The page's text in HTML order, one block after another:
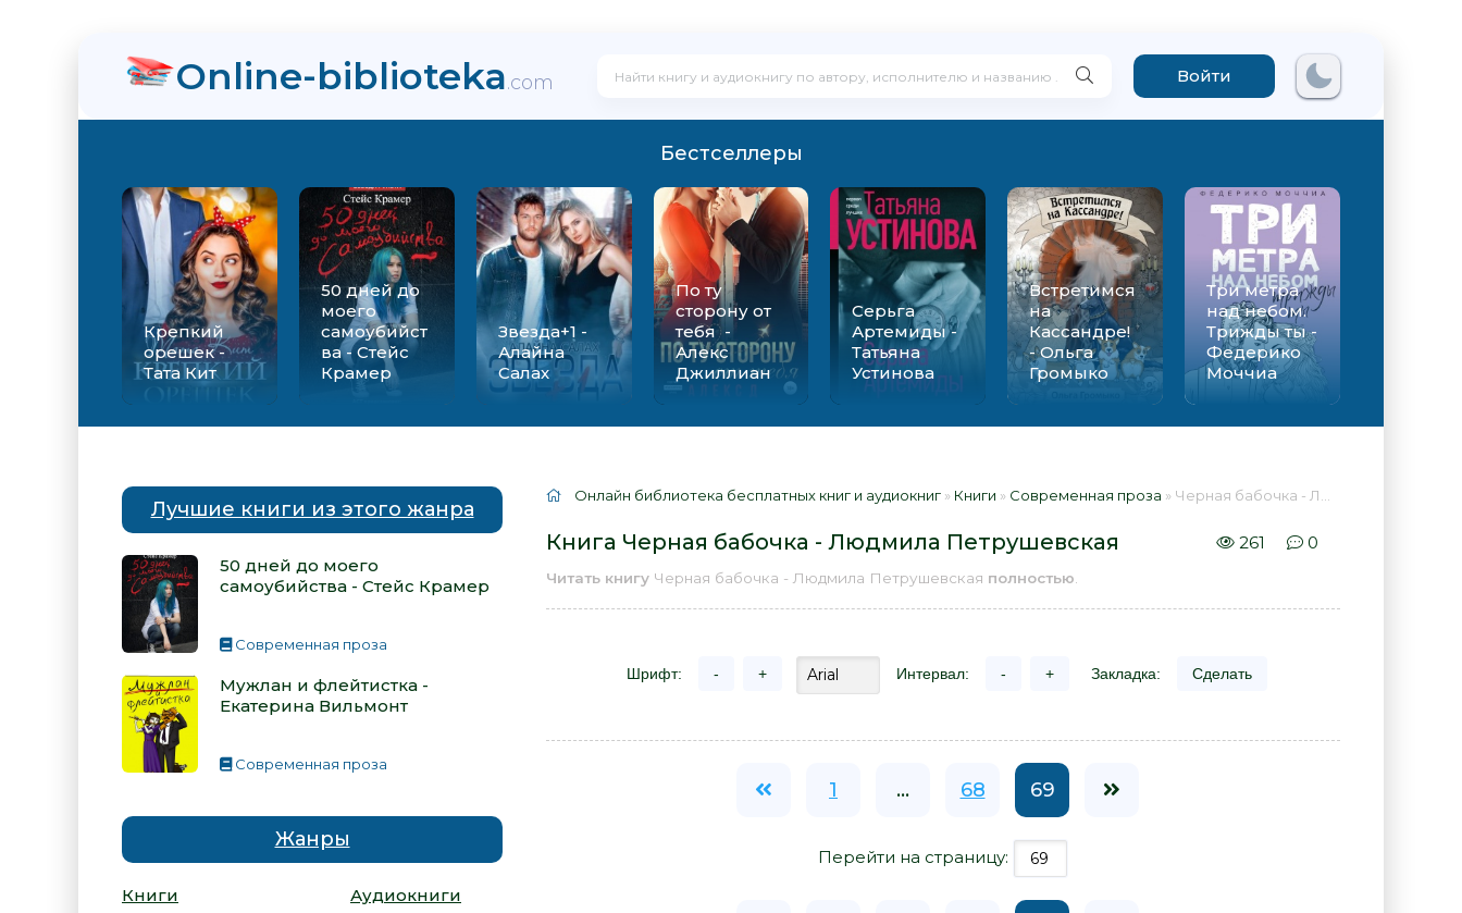
Online-biblioteka.com Войти
Бестселлеры
Крепкий
орешек -
Тата Кит
50 дней до
моего
самоубийст
ва - Стейс
Крамер
Звезда+1 -
Алайна
Салах
По ту
сторону от
тебя -
Алекс
Джиллиан
Серьга
Артемиды -
Татьяна
Устинова
Встретимся
на
Кассандре!
- Ольга
Громыко
Три метра
над небом.
Трижды ты -
Федерико
Моччиа
Лучшие книги из этого жанра
50 дней до моего
самоубийства - Стейс Крамер
Современная проза
Мужлан и флейтистка -
Екатерина Вильмонт
Современная проза
Жанры
Книги Аудиокниги
Онлайн библиотека бесплатных книг и аудиокниг » Книги » Современная проза » Черная бабочка - Людмила Петрушевская 📕 - Книга онлайн бесплатно
Книга Черная бабочка - Людмила Петрушевская 261 0
Читать книгу Черная бабочка - Людмила Петрушевская полностью
Шрифт: - + Интервал: - + Закладка: Сделать
1 ... 68 69
Перейти на страницу:
Вильмонт